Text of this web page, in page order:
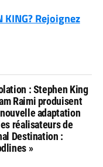
KING? Rejoignez
: Stephen King
Raimi produisent
adaptation
réalisateurs de
Destination :
»